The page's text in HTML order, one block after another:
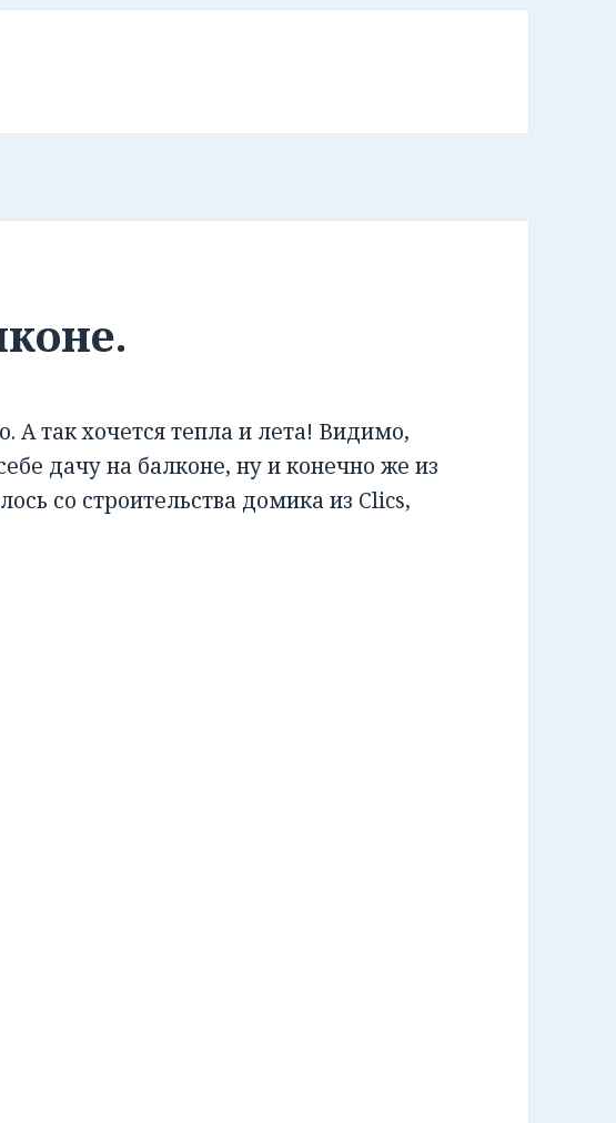
А так хочется тепла и лета! Видимо,
дачу на балконе, ну и конечно же из
со строительства домика из Clics,